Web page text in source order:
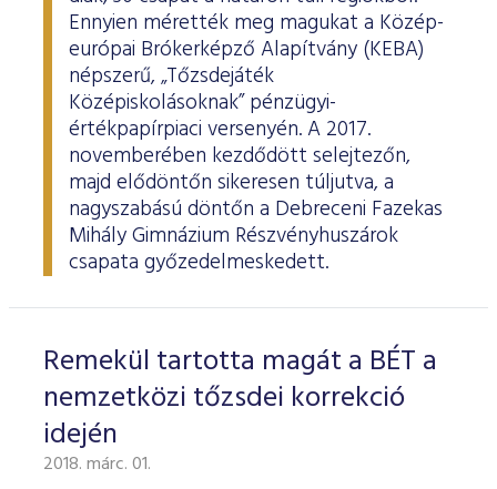
Ennyien mérették meg magukat a Közép-
európai Brókerképző Alapítvány (KEBA)
népszerű, „Tőzsdejáték
Középiskolásoknak” pénzügyi-
értékpapírpiaci versenyén. A 2017.
novemberében kezdődött selejtezőn,
majd elődöntőn sikeresen túljutva, a
nagyszabású döntőn a Debreceni Fazekas
Mihály Gimnázium Részvényhuszárok
csapata győzedelmeskedett.
Remekül tartotta magát a BÉT a
nemzetközi tőzsdei korrekció
idején
2018. márc. 01.